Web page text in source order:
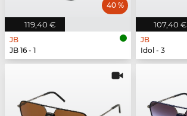
119,40 €
40 %
JB
JB 16 - 1
107,40 €
JB
Idol - 3